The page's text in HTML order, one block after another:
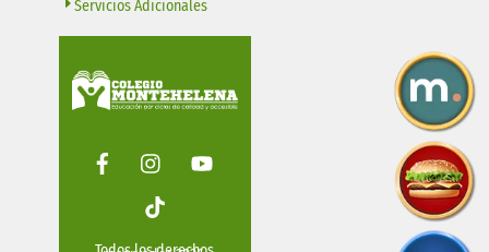
Servicios Adicionales
FacebookInstagramYoutube
Tiktok